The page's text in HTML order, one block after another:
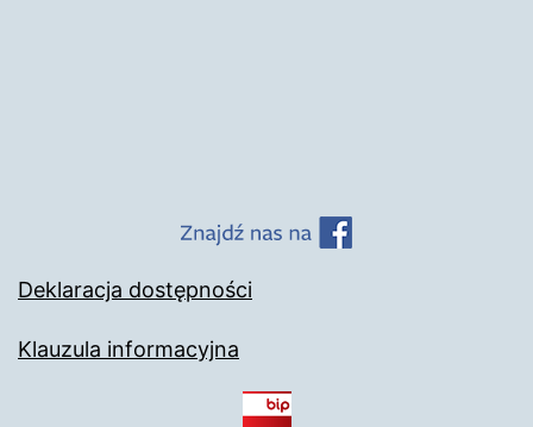
Deklaracja dostępności
Klauzula informacyjna